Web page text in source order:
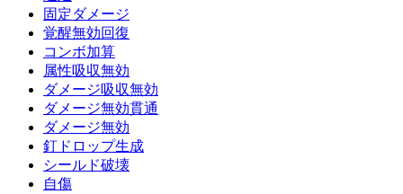
固定ダメージ
覚醒無効回復
コンボ加算
属性吸収無効
ダメージ吸収無効
ダメージ無効貫通
ダメージ無効
釘ドロップ生成
シールド破壊
自傷